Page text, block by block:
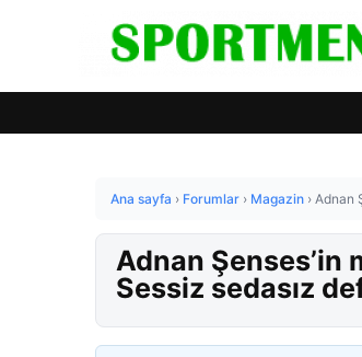
Ana sayfa › Forumlar › Magazin › Adnan
Adnan Şenses’in
Sessiz sedasız